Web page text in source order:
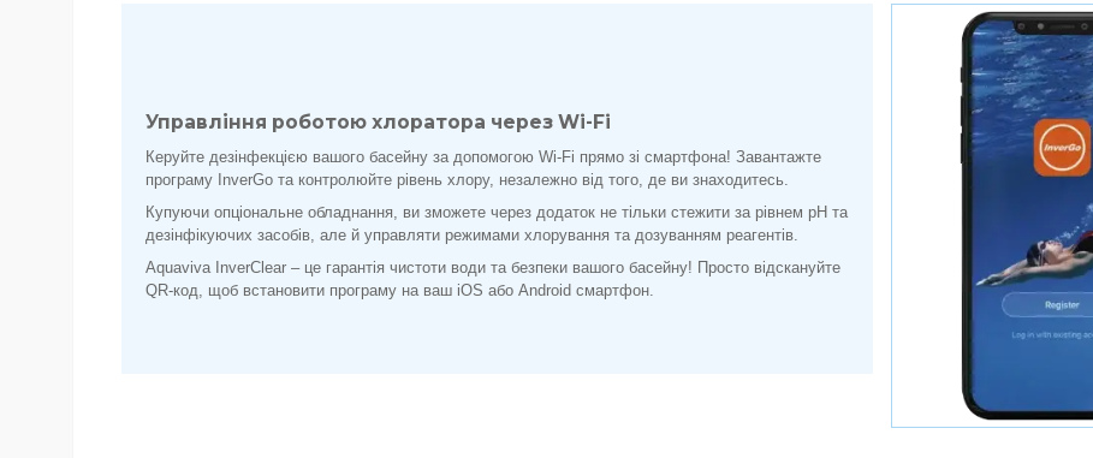
Управління роботою хлоратора через Wi-Fi
Керуйте дезінфекцією вашого басейну за допомогою Wi-Fi прямо зі смартфона! Завантажте
програму InverGo та контролюйте рівень хлору, незалежно від того, де ви знаходитесь.
Купуючи опціональне обладнання, ви зможете через додаток не тільки стежити за рівнем pH та
дезінфікуючих засобів, але й управляти режимами хлорування та дозуванням реагентів.
Aquaviva InverClear – це гарантія чистоти води та безпеки вашого басейну! Просто відскануйте
QR-код, щоб встановити програму на ваш iOS або Android смартфон.